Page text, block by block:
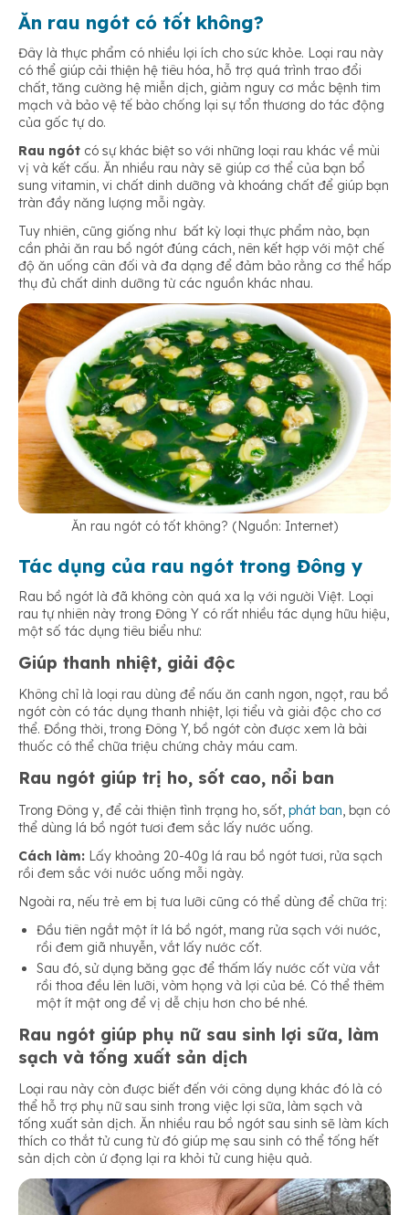
Ăn rau ngót có tốt không?
Đây là thực phẩm có nhiều lợi ích cho sức khỏe. Loại rau này
có thể giúp cải thiện hệ tiêu hóa, hỗ trợ quá trình trao đổi
chất, tăng cường hệ miễn dịch, giảm nguy cơ mắc bệnh tim
mạch và bảo vệ tế bào chống lại sự tổn thương do tác động
của gốc tự do.
Rau ngót có sự khác biệt so với những loại rau khác về mùi
vị và kết cấu. Ăn nhiều rau này sẽ giúp cơ thể của bạn bổ
sung vitamin, vi chất dinh dưỡng và khoáng chất để giúp bạn
tràn đầy năng lượng mỗi ngày.
Tuy nhiên, cũng giống như bất kỳ loại thực phẩm nào, bạn
cần phải ăn rau bồ ngót đúng cách, nên kết hợp với một chế
độ ăn uống cân đối và đa dạng để đảm bảo rằng cơ thể hấp
thụ đủ chất dinh dưỡng từ các nguồn khác nhau.
Ăn rau ngót có tốt không? (Nguồn: Internet)
Tác dụng của rau ngót trong Đông y
Rau bồ ngót là đã không còn quá xa lạ với người Việt. Loại
rau tự nhiên này trong Đông Y có rất nhiều tác dụng hữu hiệu,
một số tác dụng tiêu biểu như:
Giúp thanh nhiệt, giải độc
Không chỉ là loại rau dùng để nấu ăn canh ngon, ngọt, rau bồ
ngót còn có tác dụng thanh nhiệt, lợi tiểu và giải độc cho cơ
thể. Đồng thời, trong Đông Y, bồ ngót còn được xem là bài
thuốc có thể chữa triệu chứng chảy máu cam.
Rau ngót giúp trị ho, sốt cao, nổi ban
Trong Đông y, để cải thiện tình trạng ho, sốt, phát ban , bạn có
thể dùng lá bồ ngót tươi đem sắc lấy nước uống.
Cách làm: Lấy khoảng 20-40g lá rau bồ ngót tươi, rửa sạch
rồi đem sắc với nước uống mỗi ngày.
Ngoài ra, nếu trẻ em bị tưa lưỡi cũng có thể dùng để chữa trị:
Đầu tiên ngắt một ít lá bồ ngót, mang rửa sạch với nước,
rồi đem giã nhuyễn, vắt lấy nước cốt.
Sau đó, sử dụng băng gạc để thấm lấy nước cốt vừa vắt
rồi thoa đều lên lưỡi, vòm họng và lợi của bé. Có thể thêm
một ít mật ong để vị dễ chịu hơn cho bé nhé.
Rau ngót giúp phụ nữ sau sinh lợi sữa, làm
sạch và tống xuất sản dịch
Loại rau này còn được biết đến với công dụng khác đó là có
thể hỗ trợ phụ nữ sau sinh trong việc lợi sữa, làm sạch và
tống xuất sản dịch. Ăn nhiều rau bồ ngót sau sinh sẽ làm kích
thích co thắt tử cung từ đó giúp mẹ sau sinh có thể tống hết
sản dịch còn ứ đọng lại ra khỏi tử cung hiệu quả.